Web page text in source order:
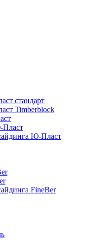
стандарт
Timberblock
Ю-Пласт
FineBer